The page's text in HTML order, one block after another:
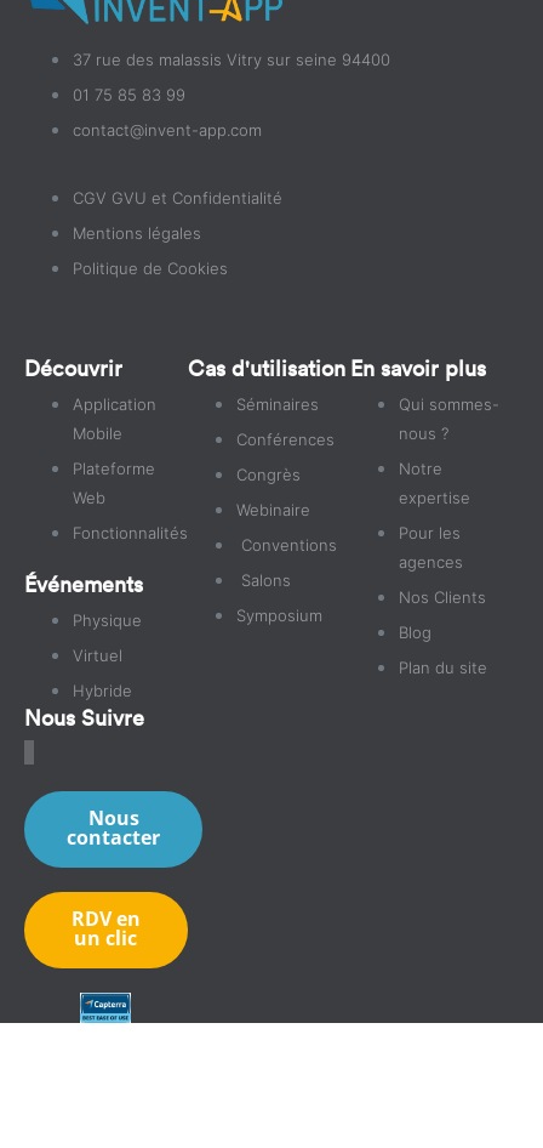
37 rue des malassis Vitry sur seine 94400
01 75 85 83 99
contact@invent-app.com
CGV GVU et Confidentialité
Mentions légales
Politique de Cookies
Découvrir
Application
Mobile
Plateforme
Web
Fonctionnalités
Événements
Physique
Virtuel
Hybride
Cas d'utilisation
Séminaires
Conférences
Congrès
Webinaire
Conventions
Salons
Symposium
En savoir plus
Qui sommes-
nous ?
Notre
expertise
Pour les
agences
Nos Clients
Blog
Plan du site
Nous Suivre
Nous
contacter
RDV en
un clic